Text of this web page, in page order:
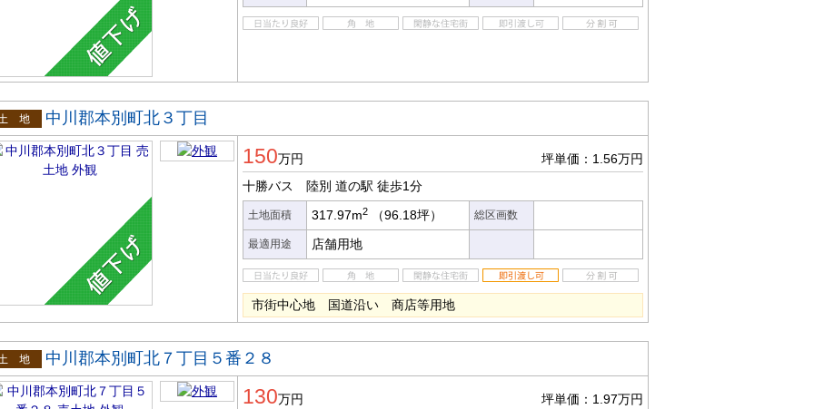
地
中川郡本別町北３丁目
150万円
坪単価：1.56万円
十勝バス 陸別 道の駅 徒歩1分
土地面積 317.97m2 （96.18坪） 総区画数
最適用途 店舗用地
市街中心地 国道沿い 商店等用地
地
中川郡本別町北７丁目５番２８
130万円 坪単価：1.97万円